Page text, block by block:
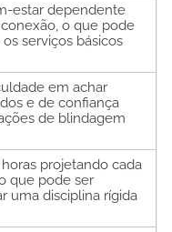
estar dependente
o que pode
serviços básicos
em achar
e de confiança
de blindagem
projetando cada
que pode ser
uma disciplina rígida